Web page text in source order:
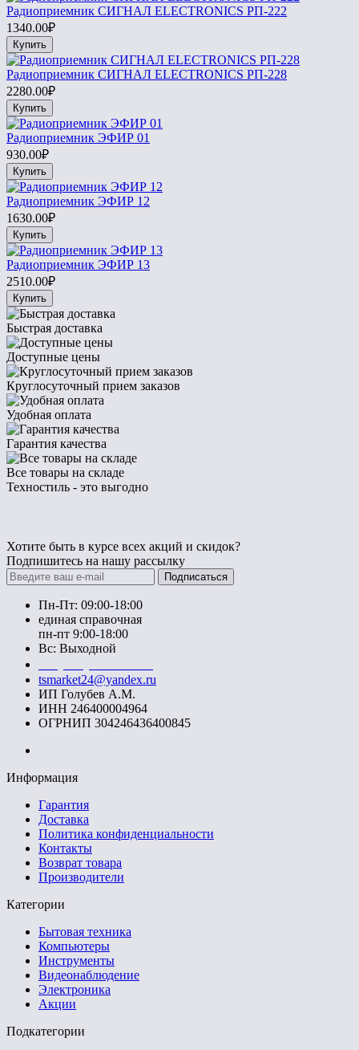
Радиоприемник СИГНАЛ ELECTRONICS РП-222
1340.00₽
Купить
Радиоприемник СИГНАЛ ELECTRONICS РП-228
2280.00₽
Купить
Радиоприемник ЭФИР 01
930.00₽
Купить
Радиоприемник ЭФИР 12
1630.00₽
Купить
Радиоприемник ЭФИР 13
2510.00₽
Купить
Быстрая доставка
Доступные цены
Круглосуточный прием заказов
Удобная оплата
Гарантия качества
Все товары на складе
Техностиль - это выгодно
Хотите быть в курсе всех акций и скидок?
Подпишитесь на нашу рассылку
Подписаться
Пн-Пт: 09:00-18:00
единая справочная
пн-пт 9:00-18:00
Вс: Выходной
tsmarket24@yandex.ru
ИП Голубев А.М.
ИНН 246400004964
ОГРНИП 304246436400845
Информация
Гарантия
Доставка
Политика конфиденциальности
Контакты
Возврат товара
Производители
Категории
Бытовая техника
Компьютеры
Инструменты
Видеонаблюдение
Электроника
Акции
Подкатегории